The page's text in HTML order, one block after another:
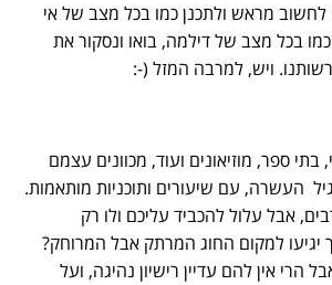
לחשוב מראש ולתכנן כמו בכל מצב של אי
בכל מצב של דילמה, בואו ונסקור את
ויש, למרבה המזל (-:
בתי ספר, מוזיאונים ועוד, מכוונים עצמם
העשרה, עם שיעורים ותוכניות מותאמות.
אבל עלול להכביד עליכם ולו רק
יגיעו למקום החוג המרתק אבל המרוחק?
הרי אין להם עדיין רישיון נהיגה, ועל